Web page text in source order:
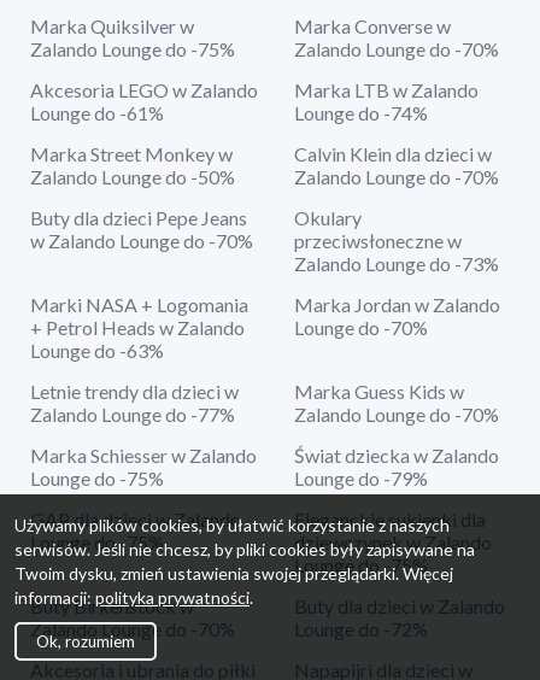
Marka Quiksilver w
Zalando Lounge do -75%
Marka Converse w
Zalando Lounge do -70%
Akcesoria LEGO w Zalando
Lounge do -61%
Marka LTB w Zalando
Lounge do -74%
Marka Street Monkey w
Zalando Lounge do -50%
Calvin Klein dla dzieci w
Zalando Lounge do -70%
Buty dla dzieci Pepe Jeans
w Zalando Lounge do -70%
Okulary
przeciwsłoneczne w
Zalando Lounge do -73%
Marki NASA + Logomania
+ Petrol Heads w Zalando
Lounge do -63%
Marka Jordan w Zalando
Lounge do -70%
Letnie trendy dla dzieci w
Zalando Lounge do -77%
Marka Guess Kids w
Zalando Lounge do -70%
Marka Schiesser w Zalando
Lounge do -75%
Świat dziecka w Zalando
Lounge do -79%
GAP dla dzieci w Zalando
Lounge do -75%
Eleganckie sukienki dla
dziewczynek w Zalando
Lounge do -75%
Buty Birkenstock w
Zalando Lounge do -70%
Buty dla dzieci w Zalando
Lounge do -72%
Akcesoria i ubrania do piłki
Napapijri dla dzieci w
Używamy plików cookies, by ułatwić korzystanie z naszych
serwisów. Jeśli nie chcesz, by pliki cookies były zapisywane na
Twoim dysku, zmień ustawienia swojej przeglądarki. Więcej
informacji: polityka prywatności.
Ok, rozumiem